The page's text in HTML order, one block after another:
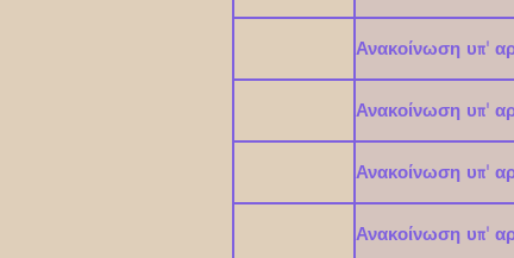
Ανακοίνωση υπ'
Ανακοίνωση υπ'
Ανακοίνωση υπ'
Ανακοίνωση υπ'